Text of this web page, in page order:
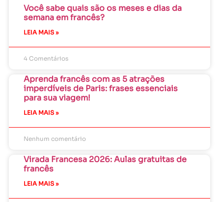
Você sabe quais são os meses e dias da
semana em francês?
LEIA MAIS »
4 Comentários
Aprenda francês com as 5 atrações
imperdíveis de Paris: frases essenciais
para sua viagem!
LEIA MAIS »
Nenhum comentário
Virada Francesa 2026: Aulas gratuitas de
francês
LEIA MAIS »